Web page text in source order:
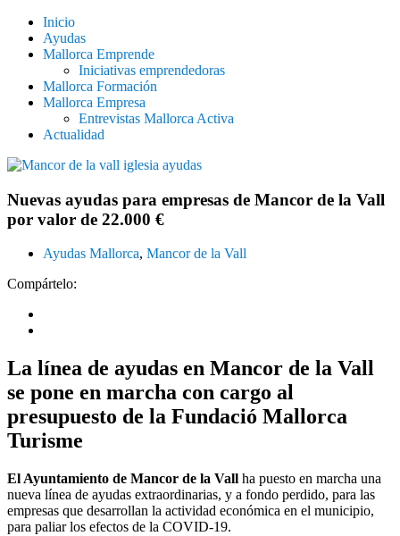
Inicio
Ayudas
Mallorca Emprende
Iniciativas emprendedoras
Mallorca Formación
Mallorca Empresa
Entrevistas Mallorca Activa
Actualidad
Nuevas ayudas para empresas de Mancor de la Vall
por valor de 22.000 €
Ayudas Mallorca, Mancor de la Vall
Compártelo:
La línea de ayudas en Mancor de la Vall
se pone en marcha con cargo al
presupuesto de la Fundació Mallorca
Turisme
El Ayuntamiento de Mancor de la Vall ha puesto en marcha una
nueva línea de ayudas extraordinarias, y a fondo perdido, para las
empresas que desarrollan la actividad económica en el municipio,
para paliar los efectos de la COVID-19.